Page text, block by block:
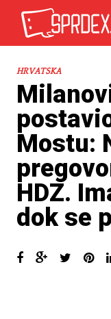
HRVATSKA
Mostu:
HDZ.
dok se